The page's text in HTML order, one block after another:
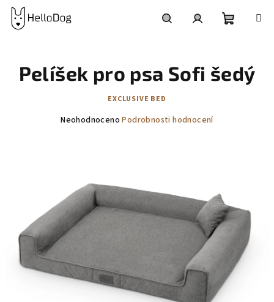
Přejít
obsah
košík
Pelíšek pro psa Sofi šedý
EXCLUSIVE BED
Průměrné
hvězdiček.
Neohodnoceno Podrobnosti hodnocení